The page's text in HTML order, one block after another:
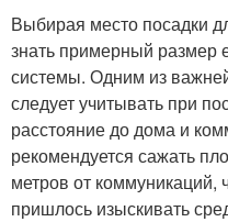
Выбирая место посадки
знать примерный размер
системы. Одним из
следует учитывать при
расстояние до дома и
рекомендуется сажать
метров от
пришлось изыскивать